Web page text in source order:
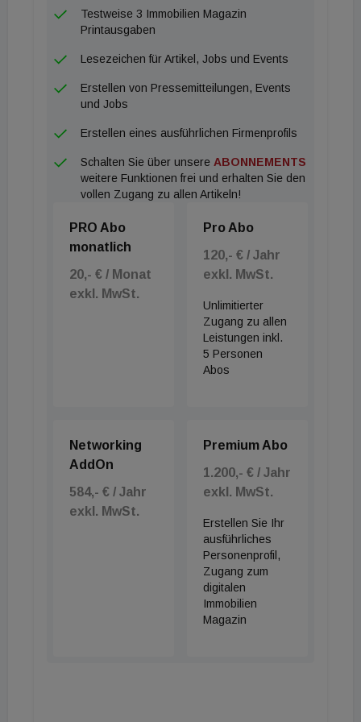
"Insgesamt zeigen diese Werte neben der hohen
Steigerung, die ausgeprägte Individualität des
Hamburger Zinshausmarktes", fasst der
Gemeinsam schaffen wir das!
Testweise 3 Immobilien Magazin
Printausgaben
Lesezeichen für Artikel, Jobs und Events
Erstellen von Pressemitteilungen, Events
und Jobs
Erstellen eines ausführlichen Firmenprofils
Schalten Sie über unsere ABONNEMENTS
weitere Funktionen frei und erhalten Sie den
vollen Zugang zu allen Artikeln!
PRO Abo
monatlich
20,- € / Monat
exkl. MwSt.
Pro Abo
120,- € / Jahr
exkl. MwSt.
Unlimitierter
Zugang zu allen
Leistungen inkl.
5 Personen
Abos
Networking
AddOn
584,- € / Jahr
exkl. MwSt.
Premium Abo
1.200,- € / Jahr
exkl. MwSt.
Erstellen Sie Ihr
ausführliches
Personenprofil,
Zugang zum
digitalen
Immobilien
Magazin